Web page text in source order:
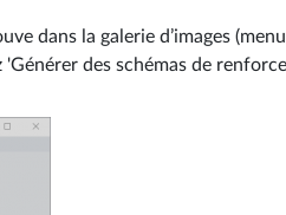
dans la galerie d’images
'Générer des schémas de